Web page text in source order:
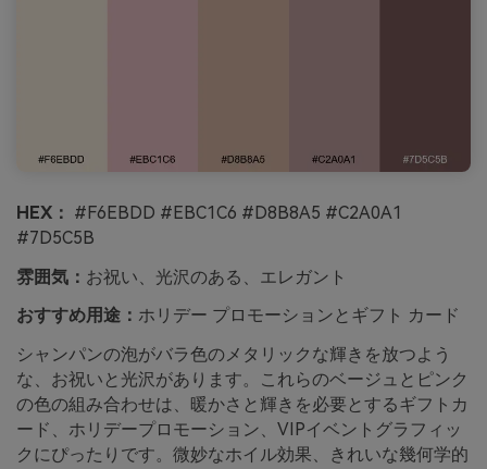
HEX： #F6EBDD #EBC1C6 #D8B8A5 #C2A0A1
#7D5C5B
雰囲気： お祝い、光沢のある、エレガント
おすすめ用途： ホリデー プロモーションとギフト カード
シャンパンの泡がバラ色のメタリックな輝きを放つよう
な、お祝いと光沢があります。これらのベージュとピンク
の色の組み合わせは、暖かさと輝きを必要とするギフトカ
ード、ホリデープロモーション、VIPイベントグラフィッ
クにぴったりです。微妙なホイル効果、きれいな幾何学的